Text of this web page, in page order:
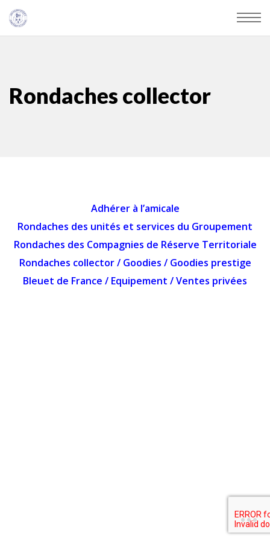
Rondaches collector
Adhérer à l’amicale
Rondaches des unités et services du Groupement
Rondaches des Compagnies de Réserve Territoriale
Rondaches collector/ Goodies / Goodies prestige
Bleuet de France / Equipement /Ventes privées